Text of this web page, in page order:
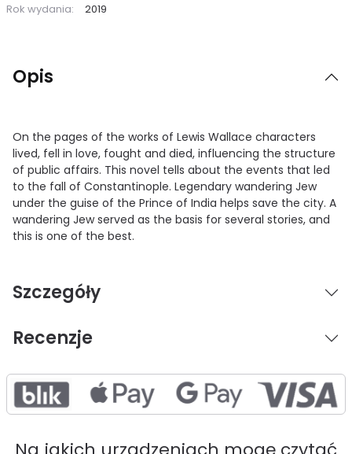
Rok wydania:
2019
Opis
On the pages of the works of Lewis Wallace characters
lived, fell in love, fought and died, influencing the structure
of public affairs. This novel tells about the events that led
to the fall of Constantinople. Legendary wandering Jew
under the guise of the Prince of India helps save the city. A
wandering Jew served as the basis for several stories, and
this is one of the best.
Szczegóły
Recenzje